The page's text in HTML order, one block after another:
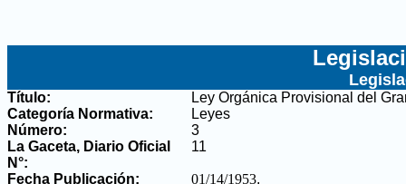
Título:
Ley Orgánica Provisional del
Categoría Normativa:
Leyes
Número:
3
La Gaceta, Diario Oficial
N°:
11
Fecha Publicación: 01/14/1953.